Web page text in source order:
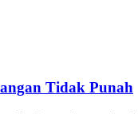
Tidak Punah